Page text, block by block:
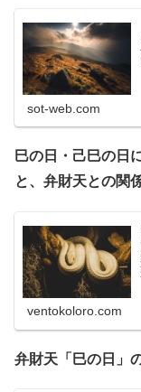
sot-web.com
巳の日・己巳の日
と、弁財天との関
ventokoloro.com
弁財天「巳の日」